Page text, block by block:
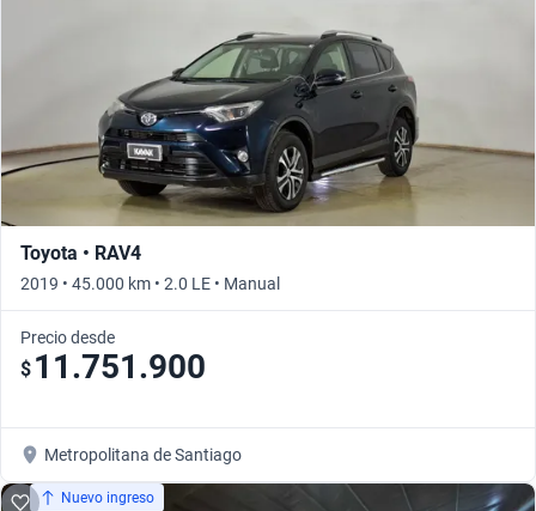
Toyota • RAV4
2019 • 45.000 km • 2.0 LE • Manual
Precio desde
$ 11.751.900
Metropolitana de Santiago
Nuevo ingreso